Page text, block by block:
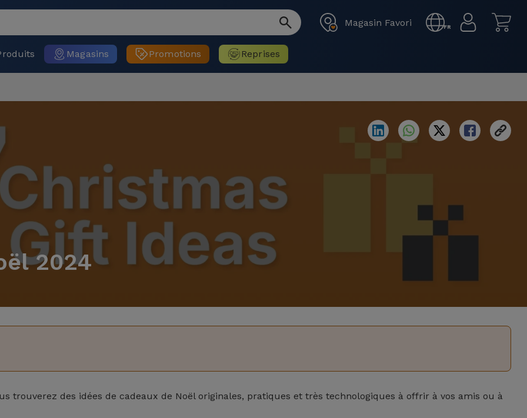
Magasin Favori FR
Magasins Promotions Reprises
2024
trouverez des idées de cadeaux de Noël originales, pratiques et très technologiques à offrir à vos amis ou à